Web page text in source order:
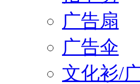
广告扇
广告伞
文化衫/